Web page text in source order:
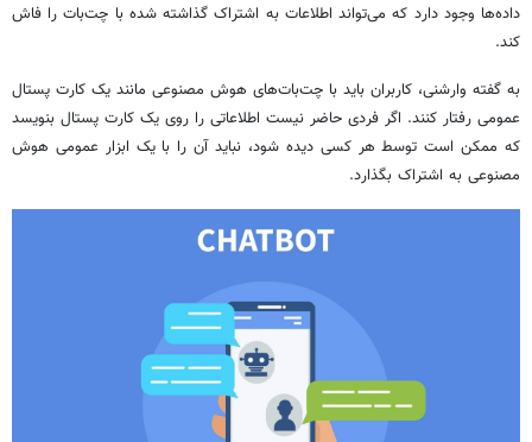
داده‌ها وجود دارد که می‌تواند اطلاعات به اشتراک گذاشته شده با چت‌بات را فاش
کند.
به گفته وارشنی، کاربران باید با چت‌بات‌های هوش مصنوعی مانند یک کارت پستال
عمومی رفتار کنند. اگر فردی حاضر نیست اطلاعاتی را روی یک کارت پستال بنویسد
که ممکن است توسط هر کسی دیده شود، نباید آن را با یک ابزار عمومی هوش
مصنوعی به اشتراک بگذارد.